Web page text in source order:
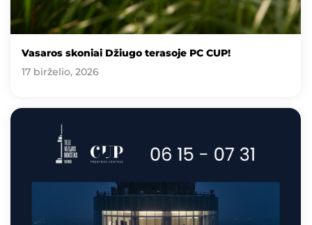
Vasaros skoniai Džiugo terasoje PC CUP!
17 birželio, 2026